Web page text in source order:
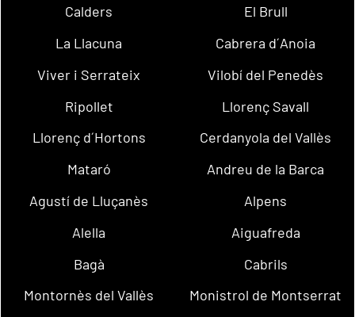
Calders
El Brull
La Llacuna
Cabrera d´Anoia
Viver i Serrateix
Vilobí del Penedès
Ripollet
Llorenç Savall
Llorenç d´Hortons
Cerdanyola del Vallès
Mataró
Andreu de la Barca
Agustí de Lluçanès
Alpens
Alella
Aiguafreda
Bagà
Cabrils
Montornès del Vallès
Monistrol de Montserrat